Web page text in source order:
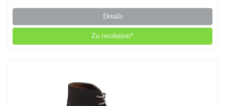
Details
Zu recolution*